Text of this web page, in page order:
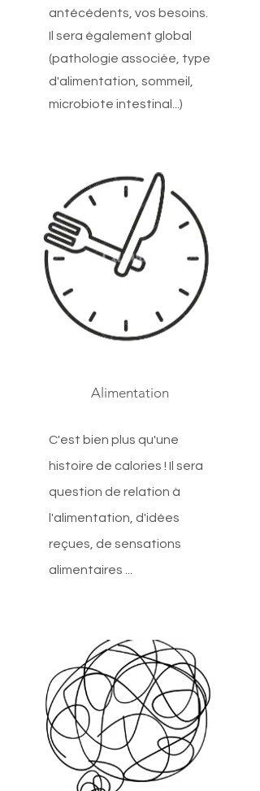
antécédents, vos besoins.
Il sera également global
(pathologie associée, type
d'alimentation, sommeil,
microbiote intestinal...)
Alimentation
C'est bien plus qu'une
histoire de calories ! Il sera
question de relation à
l'alimentation, d'idées
reçues, de sensations
alimentaires ...